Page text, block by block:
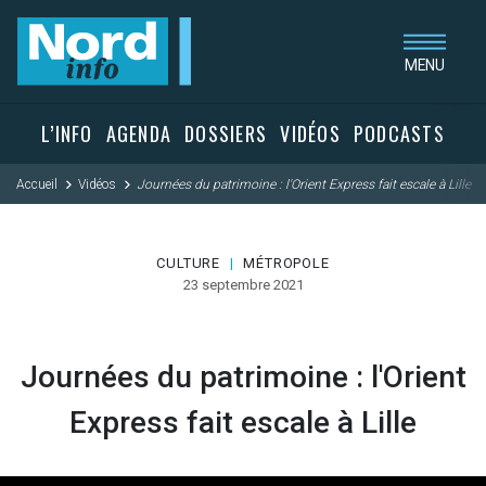
MENU
L’INFO AGENDA DOSSIERS VIDÉOS PODCASTS
Accueil Vidéos Journées du patrimoine : l'Orient Express fait escale à Lille
CULTURE |
MÉTROPOLE
23 septembre 2021
Journées du patrimoine : l'Orient
Express fait escale à Lille